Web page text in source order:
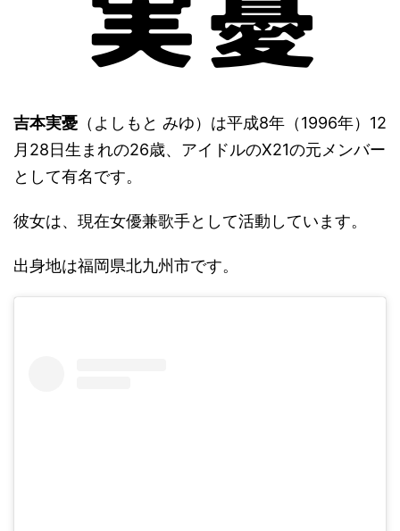
吉本実憂 （よしもと みゆ）は平成8年（1996年）12
月28日生まれの26歳、アイドルのX21の元メンバー
として有名です。
彼女は、現在女優兼歌手として活動しています。
出身地は福岡県北九州市です。